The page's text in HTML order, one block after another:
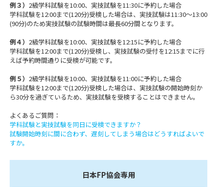
例３） 2級学科試験を10:00、実技試験を11:30に予約した場合
学科試験を12:00まで(120分)受検した場合は、実技試験は11:30～13:00
(90分)のため実技試験の試験時間は最長60分間となります。
例４） 2級学科試験を10:00、実技試験を12:15に予約した場合
学科試験を12:00まで(120分)受検し、実技試験の受付を12:15までに行
えば予約時間通りに受検が可能です。
例５） 2級学科試験を10:00、実技試験を11:00に予約した場合
学科試験を12:00まで(120分)受検した場合は、実技試験の開始時刻か
ら30分を過ぎているため、実技試験を受検することはできません。
よくあるご質問：
学科試験と実技試験を同日に受検できますか？
試験開始時刻に間に合わず、遅刻してしまう場合はどうすればよいで
すか。
日本FP協会専用